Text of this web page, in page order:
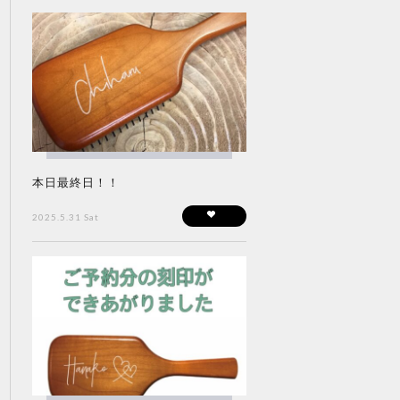
本日最終日！！
2025.5.31 Sat